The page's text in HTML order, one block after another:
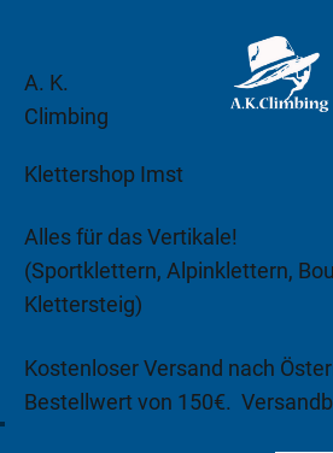
A. K.
Climbing
Klettershop Imst
Alles für das Vertikale!
(Sportklettern, Alpinklettern,
Klettersteig)
Kostenloser Versand nach
Bestellwert von 150€.